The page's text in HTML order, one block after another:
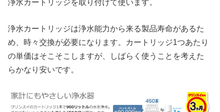
浄水カートリッジを取り付けて使います。
浄水カートリッジは浄水能力から来る製品寿命があるた
め、時々交換が必要になります。カートリッジ1つあたり
の単価はそこそこしますが、しばらく使うことを考えた
らかなり安いです。